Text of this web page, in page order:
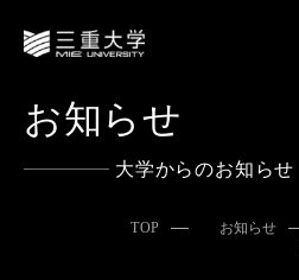
お知らせ
大学からのお知らせ
TOP お知らせ